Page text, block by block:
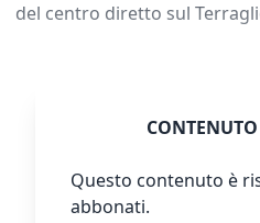
del centro diretto sul
Questo contenuto è
abbonati.